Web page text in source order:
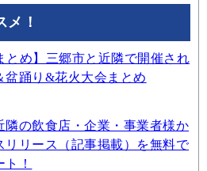
メ！
とめ】三郷市と近隣で開催され
盆踊り&花火大会まとめ
隣の飲食店・企業・事業者様か
リリース（記事掲載）を無料で
！